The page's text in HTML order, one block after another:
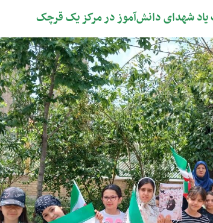
شهدای دانش‌آموز در مرکز یک قرچک